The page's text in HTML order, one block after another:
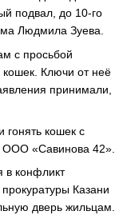
подвал, до 10-го
Людмила Зуева.
с просьбой
кошек. Ключи от неё
принимали,
кошек с
ООО «Савинова 42».
в конфликт
Казани
дверь жильцам.